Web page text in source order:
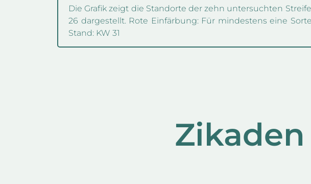
Die Grafik zeigt die Standorte der zehn untersuchten
26 dargestellt. Rote Einfärbung: Für mindestens eine
Stand: KW 31